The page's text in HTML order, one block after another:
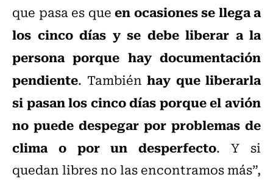
que pasa es queen ocasiones se llega a
los cinco días y se debe liberar a la
persona porque hay documentación
pendiente. También hay que liberarla
si pasan los cinco días porque el avión
no puede despegar por problemas de
clima o por un desperfecto. Y si
quedan libres no las encontramos más”,